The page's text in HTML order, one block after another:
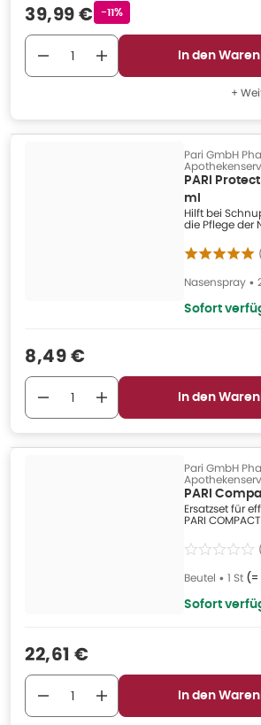
Verkaufspreis
39,99 € Rabattstempel
-11%
In den
+
Pari GmbH
PARI
ml
Hilft bei
die Pflege der
Nasenspray •
Sofort
Verkaufspreis
8,49 €
In den
Pari GmbH
PARI
Ersatzset für
PARI COMPACT
Beutel • 1 St (=
Sofort
Verkaufspreis
22,61 €
In den